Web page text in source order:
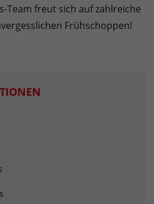
Team freut sich auf zahlreiche
Frühschoppen!